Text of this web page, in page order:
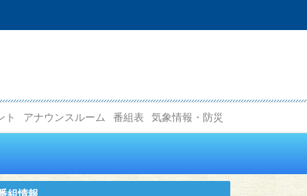
ト アナウンスルーム 番組表 気象情報・防災